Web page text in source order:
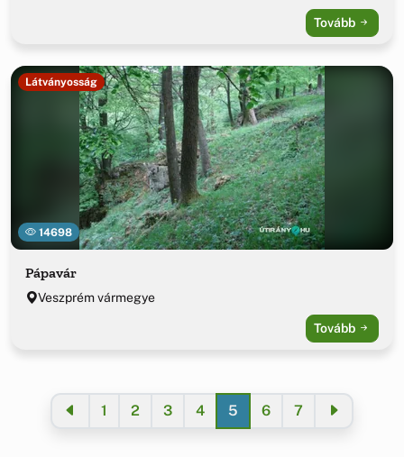
Tovább
14698
Látványosság
Pápavár
Veszprém vármegye
Tovább
1 2 3 4 5 6 7